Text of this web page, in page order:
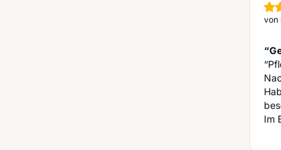
von
Im